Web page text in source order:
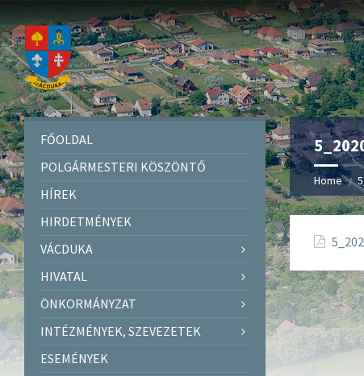
Home
FŐOLDAL
POLGÁRMESTERI KÖSZÖNTŐ
HÍREK
HIRDETMÉNYEK
VÁCDUKA
HIVATAL
ÖNKORMÁNYZAT
INTÉZMÉNYEK, SZEVEZETEK
ESEMÉNYEK